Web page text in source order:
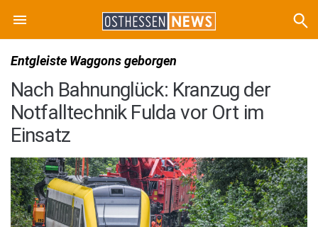
Entgleiste Waggons geborgen
Nach Bahnunglück: Kranzug der
Notfalltechnik Fulda vor Ort im
Einsatz